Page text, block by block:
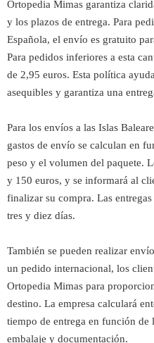
Ortopedia Mimas garantiza
y los plazos de entrega. Para
Española, el envío es gratuito
Para pedidos inferiores a esta
de 2,95 euros. Esta política
asequibles y garantiza una
Para los envíos a las Islas
gastos de envío se calculan en
peso y el volumen del paquete.
y 150 euros, y se informará al
finalizar su compra. Las
tres y diez días.
También se pueden realizar
un pedido internacional, los
Ortopedia Mimas para
destino. La empresa calculará
tiempo de entrega en función de
embalaje y documentación.